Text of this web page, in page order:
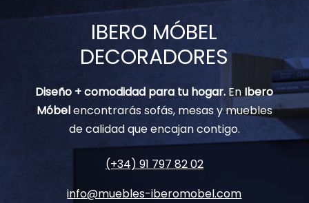
IBERO MÓBEL
DECORADORES
Diseño + comodidad para tu hogar. EnIbero
Móbelencontrarás sofás, mesas y muebles
de calidad que encajan contigo.
(+34) 91 797 82 02
info@muebles-iberomobel.com